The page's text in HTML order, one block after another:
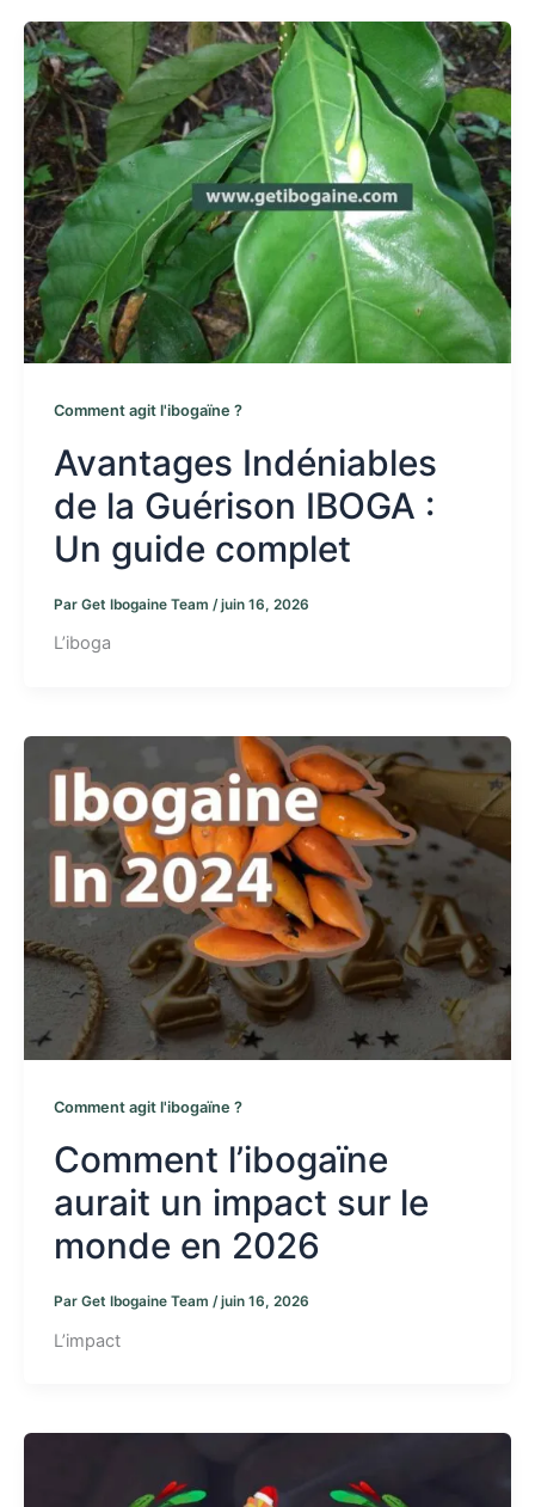
Comment agit l'ibogaïne ?
Avantages Indéniables
de la Guérison IBOGA :
Un guide complet
Par Get Ibogaine Team /juin 16, 2026
L’iboga
Comment agit l'ibogaïne ?
Comment l’ibogaïne
aurait un impact sur le
monde en 2026
Par Get Ibogaine Team /juin 16, 2026
L’impact